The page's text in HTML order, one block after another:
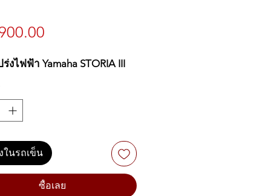
งไฟฟ้า Yamaha STORIA III
ในรถเข็น
ซื้อเลย